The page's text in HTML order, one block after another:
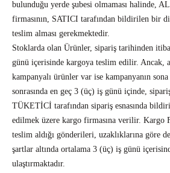
bulunduğu yerde şubesi olmaması halinde,
firmasının, SATICI tarafından bildirilen bir
teslim alması gerekmektedir.
Stoklarda olan Ürünler, sipariş tarihinden
günü içerisinde kargoya teslim edilir. Ancak,
kampanyalı ürünler var ise kampanyanın
sonrasında en geç 3 (üç) iş günü içinde,
TÜKETİCİ tarafından sipariş esnasında
edilmek üzere kargo firmasına verilir. Kargo
teslim aldığı gönderileri, uzaklıklarına göre
şartlar altında ortalama 3 (üç) iş günü
ulaştırmaktadır.